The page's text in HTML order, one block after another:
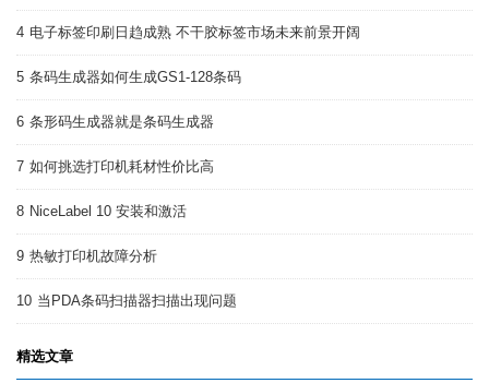
4 电子标签印刷日趋成熟 不干胶标签市场未来前景开阔
5 条码生成器如何生成GS1-128条码
6 条形码生成器就是条码生成器
7 如何挑选打印机耗材性价比高
8 NiceLabel 10 安装和激活
9 热敏打印机故障分析
10 当PDA条码扫描器扫描出现问题
精选文章